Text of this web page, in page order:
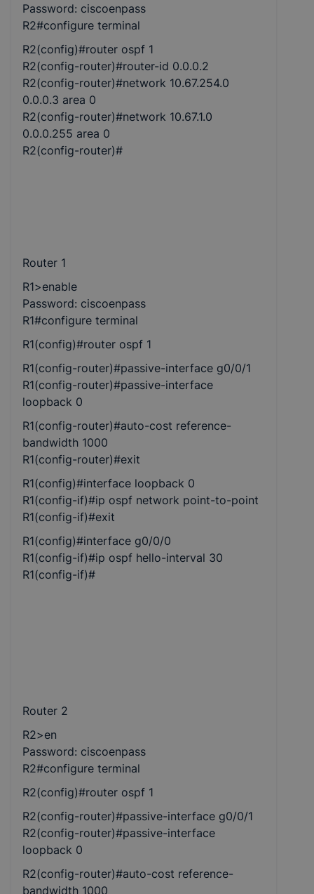
Password: ciscoenpass
R2#configure terminal
R2(config)#router ospf 1
R2(config-router)#router-id 0.0.0.2
R2(config-router)#network 10.67.254.0
0.0.0.3 area 0
R2(config-router)#network 10.67.1.0
0.0.0.255 area 0
R2(config-router)#
Router 1
R1>enable
Password: ciscoenpass
R1#configure terminal
R1(config)#router ospf 1
R1(config-router)#passive-interface g0/0/1
R1(config-router)#passive-interface
loopback 0
R1(config-router)#auto-cost reference-
bandwidth 1000
R1(config-router)#exit
R1(config)#interface loopback 0
R1(config-if)#ip ospf network point-to-point
R1(config-if)#exit
R1(config)#interface g0/0/0
R1(config-if)#ip ospf hello-interval 30
R1(config-if)#
Router 2
R2>en
Password: ciscoenpass
R2#configure terminal
R2(config)#router ospf 1
R2(config-router)#passive-interface g0/0/1
R2(config-router)#passive-interface
loopback 0
R2(config-router)#auto-cost reference-
bandwidth 1000